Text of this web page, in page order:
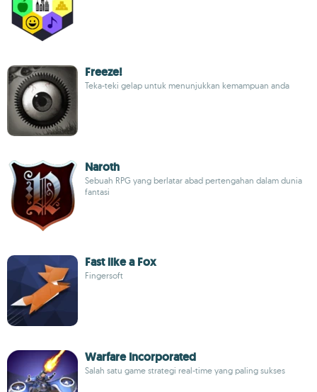
Freeze!
Teka-teki gelap untuk menunjukkan kemampuan anda
Naroth
Sebuah RPG yang berlatar abad pertengahan dalam dunia
fantasi
Fast like a Fox
Fingersoft
Warfare Incorporated
Salah satu game strategi real-time yang paling sukses